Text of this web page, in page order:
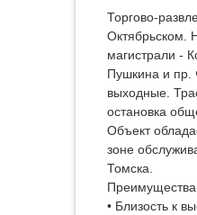
Торгово-
Октябрьском.
магистрали -
Пушкина и пр.
выходные.
остановка
Объект
зоне
Томска.
Преимущества
• Близость к